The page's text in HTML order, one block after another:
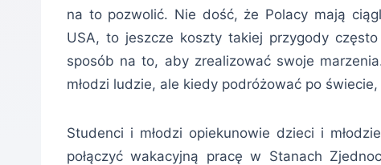
na to pozwolić. Nie dość, że Polacy mają
USA, to jeszcze koszty takiej przygody
sposób na to, aby zrealizować swoje
młodzi ludzie, ale kiedy podróżować po świecie,
Studenci i młodzi opiekunowie dzieci i
połączyć wakacyjną pracę w Stanach